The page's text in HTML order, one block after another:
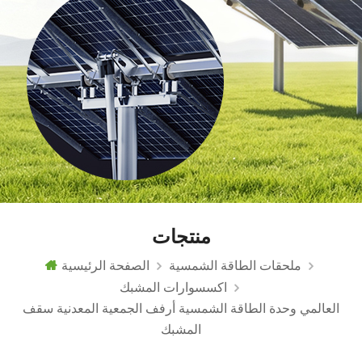
منتجات
الصفحة الرئيسية
ملحقات الطاقة الشمسية
اكسسوارات المشبك
العالمي وحدة الطاقة الشمسية أرفف الجمعية المعدنية سقف
المشبك